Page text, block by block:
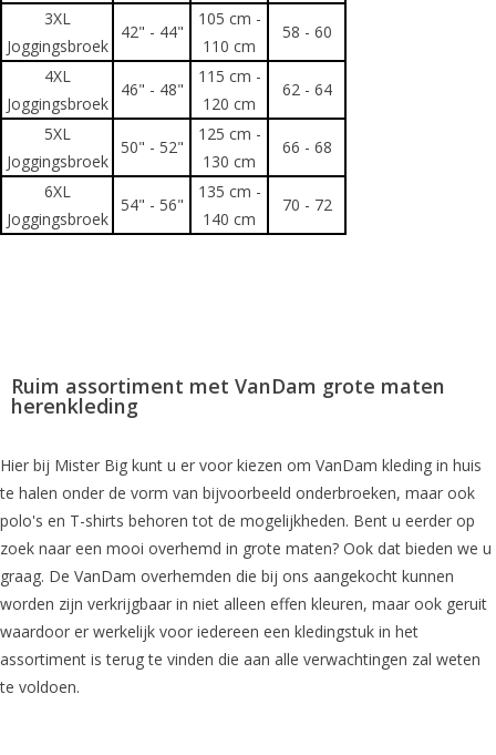
3XL
Joggingsbroek
42" - 44"
105 cm -
110 cm
58 - 60
4XL
Joggingsbroek
46" - 48"
115 cm -
120 cm
62 - 64
5XL
Joggingsbroek
50" - 52"
125 cm -
130 cm
66 - 68
6XL
Joggingsbroek
54" - 56"
135 cm -
140 cm
70 - 72
Ruim assortiment met VanDam grote maten
herenkleding
Hier bij Mister Big kunt u er voor kiezen om VanDam kleding in huis
te halen onder de vorm van bijvoorbeeld onderbroeken, maar ook
polo's en T-shirts behoren tot de mogelijkheden. Bent u eerder op
zoek naar een mooi overhemd in grote maten? Ook dat bieden we u
graag. De VanDam overhemden die bij ons aangekocht kunnen
worden zijn verkrijgbaar in niet alleen effen kleuren, maar ook geruit
waardoor er werkelijk voor iedereen een kledingstuk in het
assortiment is terug te vinden die aan alle verwachtingen zal weten
te voldoen.